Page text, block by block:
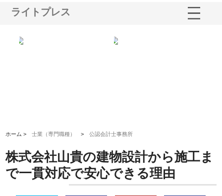
ライトプレス
ホーム >士業（専門職種） >公認会計士事務所
株式会社山貴の建物設計から施工ま
で一貫対応で安心できる理由